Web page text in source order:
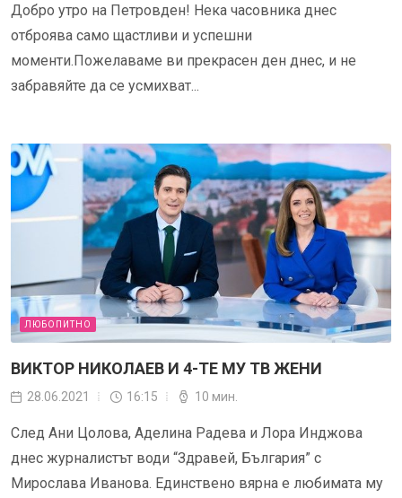
Добро утро на Петровден! Нека часовника днес
отброява само щастливи и успешни
моменти.Пожелаваме ви прекрасен ден днес, и не
забравяйте да се усмихват...
ЛЮБОПИТНО
ВИКТОР НИКОЛАЕВ И 4-ТЕ МУ ТВ ЖЕНИ
28.06.2021 16:15 10 мин.
След Ани Цолова, Аделина Радева и Лора Инджова
днес журналистът води “Здравей, България” с
Мирослава Иванова. Единствено вярна е любимата му